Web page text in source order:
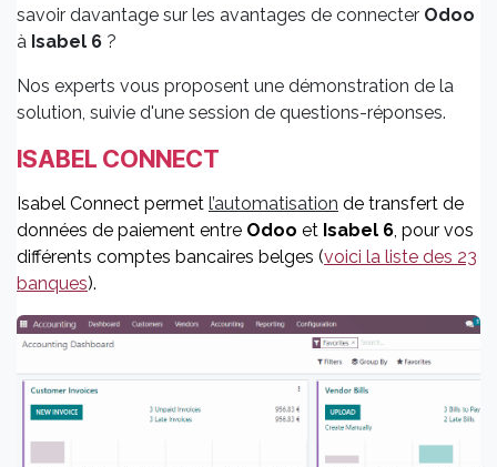
savoir davantage sur les avantages de connecter Odoo
à Isabel 6 ?
Nos experts vous proposent une démonstration de la
solution, suivie d'une session de questions-réponses.
ISABEL CONNECT
Isabel Connect permet l’automatisation de transfert de
données de paiement entre Odoo et Isabel 6 , pour vos
différents comptes bancaires belges (voici la liste des 23
banques).